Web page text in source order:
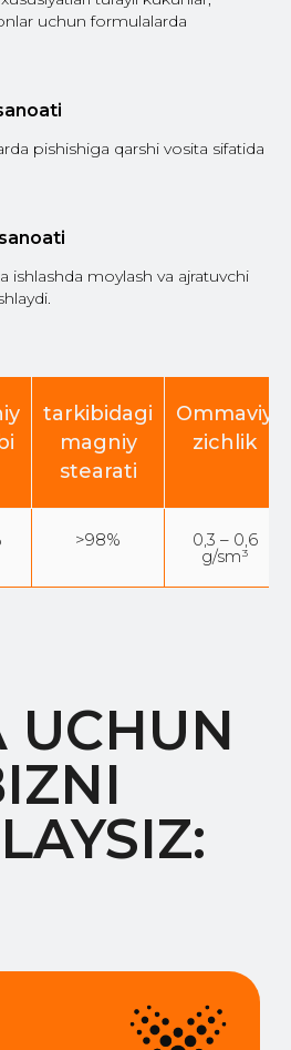
uchun formulalarda
pishishiga qarshi vosita sifatida
ishlashda moylash va ajratuvchi
tarkibidagi
magniy
stearati
Ommaviy
zichlik
>98% 0,3 – 0,6
g/sm³